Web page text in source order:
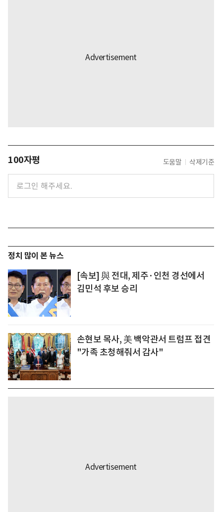
100자평 도움말 삭제기준
정치 많이 본 뉴스
[속보] 與 전대, 제주·인천 경선에서
김민석 후보 승리
손현보 목사, 美 백악관서 트럼프 접견
"가족 초청해줘서 감사"